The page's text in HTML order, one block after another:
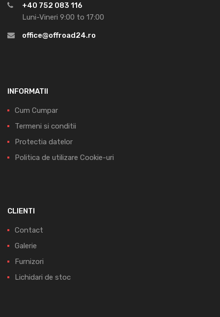
+40 752 083 116
Luni-Vineri 9:00 to 17:00
office@offroad24.ro
INFORMATII
Cum Cumpar
Termeni si conditii
Protectia datelor
Politica de utilizare Cookie-uri
CLIENTI
Contact
Galerie
Furnizori
Lichidari de stoc